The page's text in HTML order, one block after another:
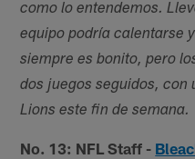
como lo entendemos.
equipo podría calentarse
siempre es bonito, pero
dos juegos seguidos, con
Lions este fin de semana.
No. 13: NFL Staff -